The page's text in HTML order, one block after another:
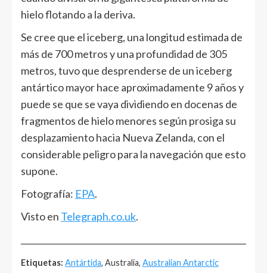
hielo flotando a la deriva.
Se cree que el iceberg, una longitud estimada de
más de 700 metros y una profundidad de 305
metros, tuvo que desprenderse de un iceberg
antártico mayor hace aproximadamente 9 años y
puede se que se vaya dividiendo en docenas de
fragmentos de hielo menores según prosiga su
desplazamiento hacia Nueva Zelanda, con el
considerable peligro para la navegación que esto
supone.
Fotografía: EPA.
Visto en Telegraph.co.uk.
Etiquetas: Antártida, Australia, Australian Antarctic